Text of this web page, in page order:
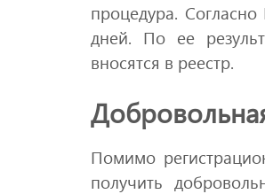
процедура.
дней. По ее
вносятся в реестр.
Помимо
получить